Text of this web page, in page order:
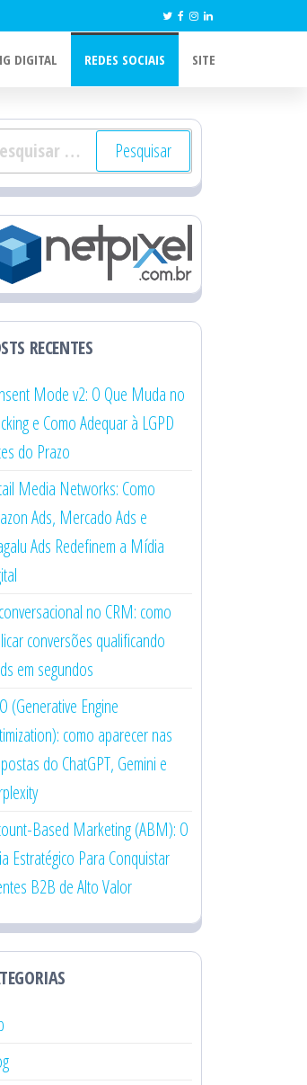
DIGITAL REDES SOCIAIS SITE
RECENTES
Mode v2: O Que Muda no
e Como Adequar à LGPD
do Prazo
Media Networks: Como
Ads, Mercado Ads e
Ads Redefinem a Mídia
no CRM: como
conversões qualificando
em segundos
(Generative Engine
como aparecer nas
do ChatGPT, Gemini e
Based Marketing (ABM): O
Estratégico Para Conquistar
B2B de Alto Valor